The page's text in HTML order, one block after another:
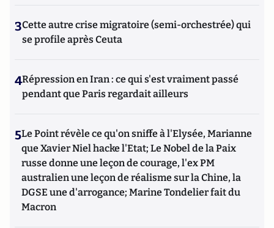
3Cette autre crise migratoire (semi-orchestrée) qui
se profile après Ceuta
4Répression en Iran : ce qui s'est vraiment passé
pendant que Paris regardait ailleurs
5Le Point révèle ce qu'on sniffe à l'Elysée, Marianne
que Xavier Niel hacke l'Etat; Le Nobel de la Paix
russe donne une leçon de courage, l'ex PM
australien une leçon de réalisme sur la Chine, la
DGSE une d'arrogance; Marine Tondelier fait du
Macron